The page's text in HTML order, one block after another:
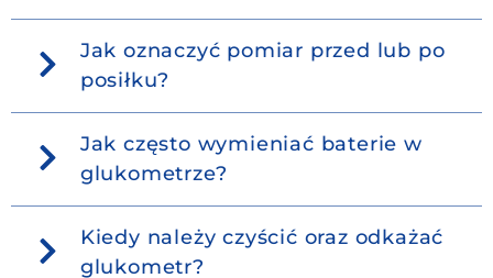
Jak oznaczyć pomiar przed lub po
posiłku?
Jak często wymieniać baterie w
glukometrze?
Kiedy należy czyścić oraz odkażać
glukometr?